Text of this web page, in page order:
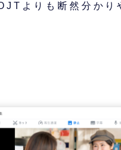
よりも断然分かり